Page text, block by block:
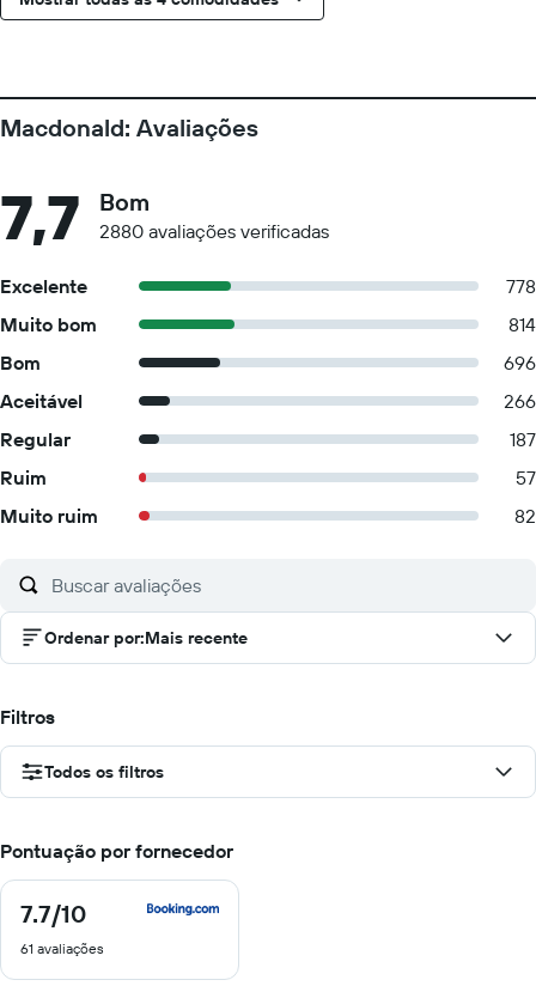
Macdonald: Avaliações
7,7 Bom
2880 avaliações verificadas
Excelente
778
Muito bom
814
Bom
696
Aceitável
266
Regular
187
Ruim
57
Muito ruim
82
Ordenar por:Mais recente
Filtros
Todos os filtros
Pontuação por fornecedor
7.7/10
7.7
10
61 avaliações